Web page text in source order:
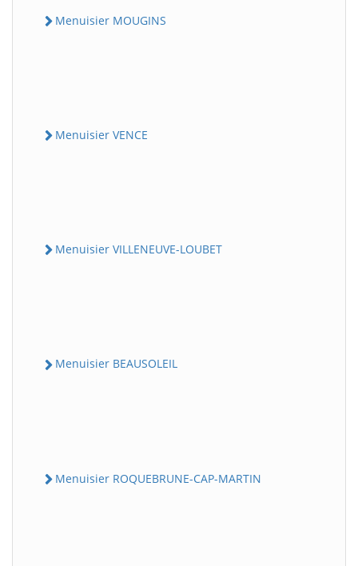
Menuisier MOUGINS
Menuisier VENCE
Menuisier VILLENEUVE-LOUBET
Menuisier BEAUSOLEIL
Menuisier ROQUEBRUNE-CAP-MARTIN